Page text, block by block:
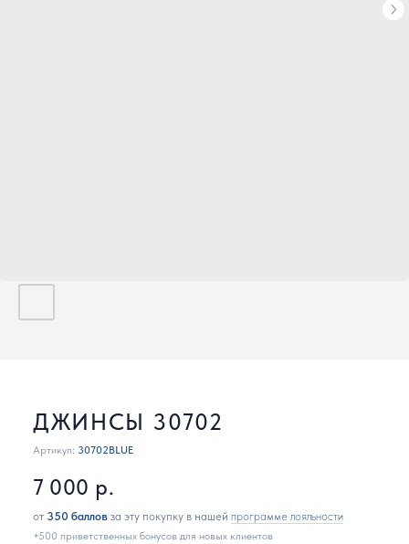
ДЖИНСЫ 30702
Артикул: 30702BLUE
7 000 р.
от 350 баллов за эту покупку в нашей программе лояльности
+500 приветственных бонусов для новых клиентов